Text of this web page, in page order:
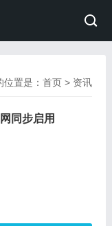
位置是：首页 > 资讯
同步启用